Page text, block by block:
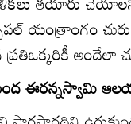
యంత్రాంగం
ప్రతిఒక్కరికీ
ఈరన్నస్వామి